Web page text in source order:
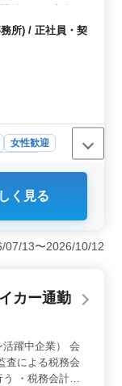
税理士資格保有
者優遇 ☆50代
。
所) / 正社員・契
女性歓迎
中高年が活躍
ィング業務経
ベテランやシ
活かして新し
多様なキャ
科目合格者
に関わる機会
築が可能で
で車通勤OK
も全額支給さ
く見る
13〜2026/10/12
カー通勤
躍中企業） 会
査による税務会
・税務会計指